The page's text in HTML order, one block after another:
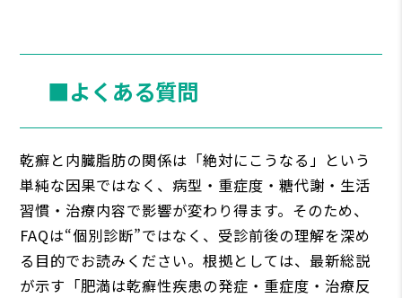
■よくある質問
乾癬と内臓脂肪の関係は「絶対にこうなる」という
単純な因果ではなく、病型・重症度・糖代謝・生活
習慣・治療内容で影響が変わり得ます。そのため、
FAQは“個別診断”ではなく、受診前後の理解を深め
る目的でお読みください。根拠としては、最新総説
が示す「肥満は乾癬性疾患の発症・重症度・治療反